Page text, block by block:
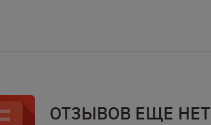
ОТЗЫВОВ ЕЩЕ НЕТ